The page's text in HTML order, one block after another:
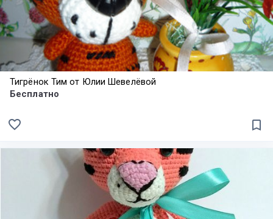
Тигрёнок Тим от Юлии Шевелёвой
Бесплатно
bookmark_border
favorite_border